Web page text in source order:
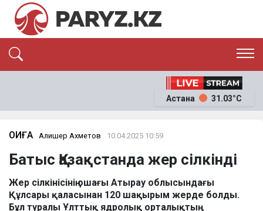
ЭКОНОМИКА
ОҚИҒА
News
Астана 31.03°C
ОҚИҒА Алишер Ахметов 10.04.2025 10:59
Батыс Қазақстанда жер сілкінді
Жер сілкінісінің ошағы Атырау облысындағы
Құлсары қаласынан 120 шақырым жерде болды.
Бұл туралы Ұлттық ядролық орталықтың